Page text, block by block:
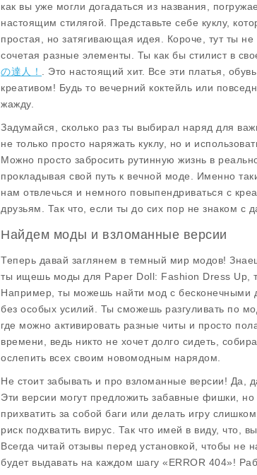
как вы уже могли догадаться из названия,
настоящим стилягой. Представьте себе куклу,
простая, но затягивающая идея. Короче, тут ты
сочетая разные элементы. Ты как бы стилист в
の達人！
. Это настоящий хит. Все эти платья,
креативом! Будь то вечерний коктейль или
жажду.
Задумайся, сколько раз ты выбирал наряд для
не только просто наряжать куклу, но и
Можно просто забросить рутинную жизнь в
прокладывая свой путь к вечной моде. Именно
нам отвлечься и немного повыпендриваться с
друзьям. Так что, если ты до сих пор не знаком
Найдем моды и взломанные версии
Теперь давай заглянем в темный мир модов!
ты ищешь моды для Paper Doll: Fashion Dress Up,
Например, ты можешь найти мод с бесконечными
без особых усилий. Ты сможешь разгуливать по
где можно активировать разные читы и просто
времени, ведь никто не хочет долго сидеть,
ослепить всех своим новомодным нарядом.
Не стоит забывать и про взломанные версии! Да,
Эти версии могут предложить забавные фишки, но
прихватить за собой баги или делать игру
риск подхватить вирус. Так что имей в виду, что,
Всегда читай отзывы перед установкой, чтобы не
будет выдавать на каждом шагу «ERROR 404»!